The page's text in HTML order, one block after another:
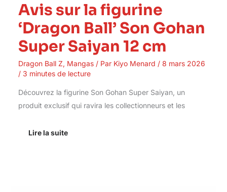
Avis sur la figurine
‘Dragon Ball’ Son Gohan
Super Saiyan 12 cm
Dragon Ball Z, Mangas/ Par Kiyo Menard / 8 mars 2026
/ 3 minutes de lecture
Découvrez la figurine Son Gohan Super Saiyan, un
produit exclusif qui ravira les collectionneurs et les
Lire la suite